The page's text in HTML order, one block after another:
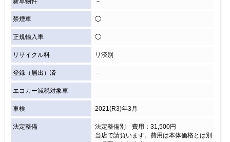
禁煙車 ◯
正規輸入車 ◯
リサイクル料 リ済別
登録（届出）済 －
エコカー減税対象車 －
車検 2021(R3)年3月
法定整備
法定整備別 費用：31,500円
当店で請負います。費用は本体価格とは別